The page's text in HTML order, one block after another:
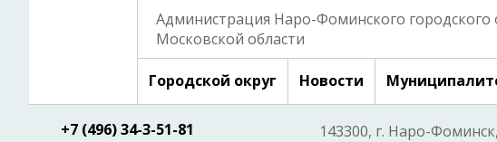
Администрация Наро-Фоминского городского
Московской области
Городской округ Новости
+7 (496) 34-3-51-81 143300, г. Наро-